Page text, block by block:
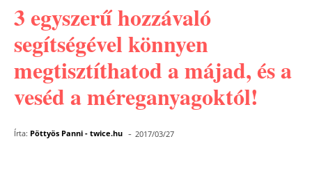
3 egyszerű hozzávaló
segítségével könnyen
megtisztíthatod a májad, és a
veséd a méreganyagoktól!
Írta: Pöttyös Panni - twice.hu - 2017/03/27